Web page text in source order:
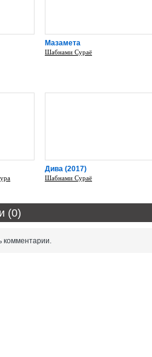
Мазамета
Шабнами Сураё
Дива (2017)
Шабнами Сураё
(0)
комментарии.